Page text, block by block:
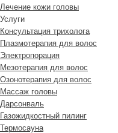
Лечение кожи головы
Услуги
Консультация трихолога
Плазмотерапия для волос
Электропорация
Мезотерапия для волос
Озонотерапия для волос
Массаж головы
Дарсонваль
Газожидкостный пилинг
Термосауна